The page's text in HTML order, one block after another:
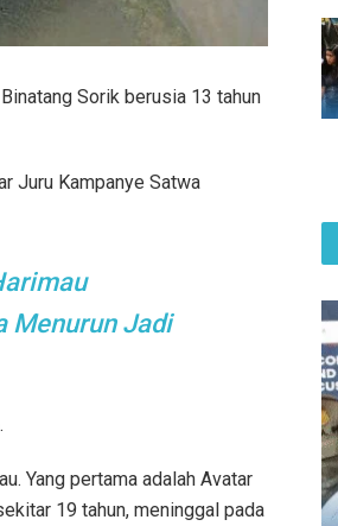
Sorik berusia 13 tahun
Juru Kampanye Satwa
Menurun Jadi
Yang pertama adalah Avatar
19 tahun, meninggal pada